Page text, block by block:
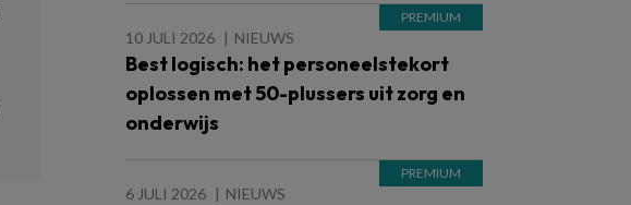
10 JULI 2026 NIEUWS
Best logisch: het personeelstekort
oplossen met 50-plussers uit zorg en
onderwijs
6 JULI 2026 NIEUWS